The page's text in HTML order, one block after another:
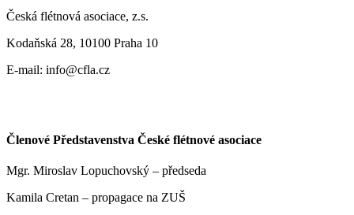
Česká flétnová asociace, z.s.
Kodaňská 28, 10100 Praha 10
E-mail: info@cfla.cz
Členové Představenstva České flétnové asociace
Mgr. Miroslav Lopuchovský – předseda
Kamila Cretan – propagace na ZUŠ